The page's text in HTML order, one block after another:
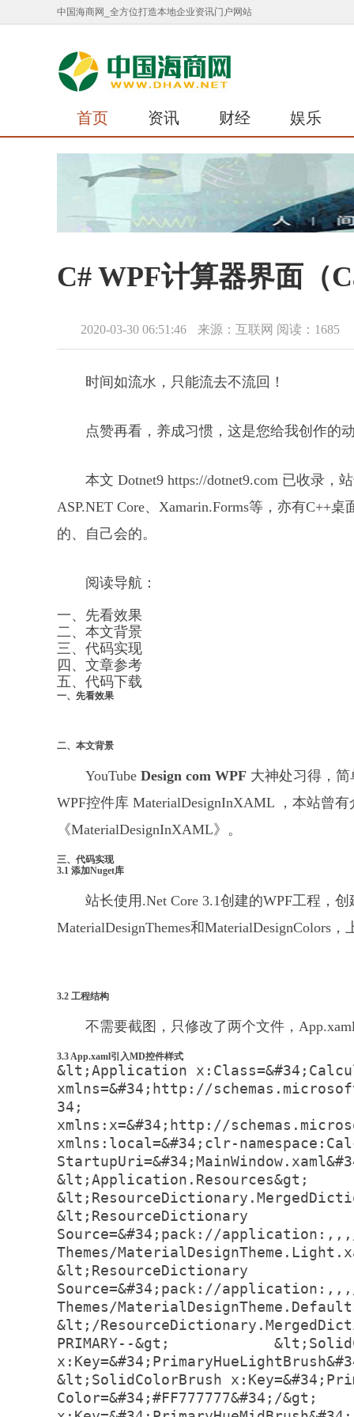
中国海商网_全方位打造本地企业资讯门户网站
首页 资讯 财经 娱乐
C# WPF计算器界面（
2020-03-30 06:51:46 来源：互联网 阅读：1685
时间如流水，只能流去不流回！
点赞再看，养成习惯，这是您给我创作的动
本文 Dotnet9 https://dotnet9.com 已收录，
ASP.NET Core、Xamarin.Forms等，亦有C++
的、自己会的。
阅读导航：
一、先看效果
二、本文背景
三、代码实现
四、文章参考
五、代码下载
一、先看效果
二、本文背景
YouTube Design com WPF 大神处习得，
WPF控件库 MaterialDesignInXAML ，本站曾
《MaterialDesignInXAML》。
三、代码实现
3.1 添加Nuget库
站长使用.Net Core 3.1创建的WPF工程，
MaterialDesignThemes和MaterialDesignColors
3.2 工程结构
不需要截图，只修改了两个文件，
3.3 App.xaml引入MD控件样式
&lt;Application
xmlns=&#34;http://
34;
xmlns:x=&#34;http://
xmlns:local=&#34;clr-
&lt;Application.Resources&gt;
&lt;ResourceDictionary
Source=&#34;pack://application:,,,/
Themes/
&lt;ResourceDictionary
Source=&#34;pack://application:,,,/
Themes/
&lt;/
PRIMARY--&gt;
&lt;SolidColorBrush
Color=&#34;#FF777777&#34;/